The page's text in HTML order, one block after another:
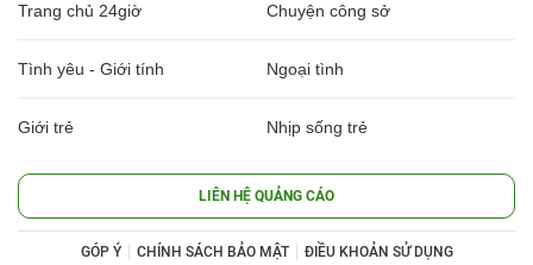
Trang chủ 24giờ Chuyện công sở
Tình yêu - Giới tính Ngoại tình
Giới trẻ Nhịp sống trẻ
LIÊN HỆ QUẢNG CÁO
GÓP Ý CHÍNH SÁCH BẢO MẬT ĐIỀU KHOẢN SỬ DỤNG